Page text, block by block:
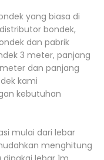
yang biasa di
bondek,
dan pabrik
3 meter, panjang
dan panjang
kami
kebutuhan
mulai dari lebar
menghitung